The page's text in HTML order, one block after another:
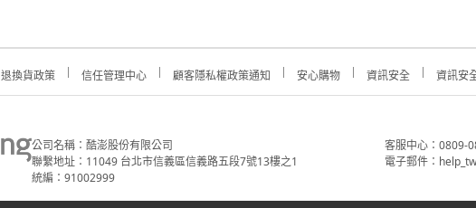
退換貨政策 信任管理中心 顧客隱私權政策通知 安心購物 資訊安全 資訊安
公司名稱：酷澎股份有限公司
聯繫地址：11049 台北市信義區信義路五段7號13樓之1
統編：91002999
客服中心：0809-
電子郵件：